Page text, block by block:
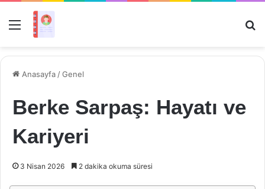
Menü
Anasayfa /Genel
Berke Sarpaş: Hayatı ve
Kariyeri
3 Nisan 2026 2 dakika okuma süresi